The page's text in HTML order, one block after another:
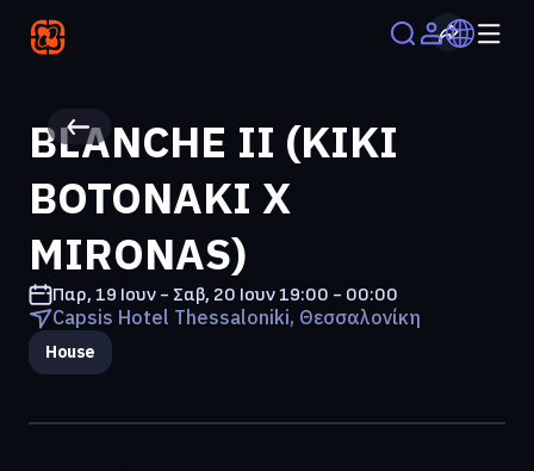
BLANCHE II (KIKI
BOTONAKI X
MIRONAS)
Παρ, 19 Ιουν - Σαβ, 20 Ιουν19:00 - 00:00
Capsis Hotel Thessaloniki, Θεσσαλονίκη
House